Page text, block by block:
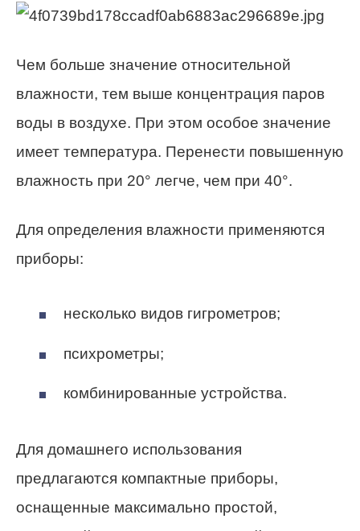
Чем больше значение относительной
влажности, тем выше концентрация паров
воды в воздухе. При этом особое значение
имеет температура. Перенести повышенную
влажность при 20° легче, чем при 40°.
Для определения влажности применяются
приборы:
несколько видов гигрометров;
психрометры;
комбинированные устройства.
Для домашнего использования
предлагаются компактные приборы,
оснащенные максимально простой,